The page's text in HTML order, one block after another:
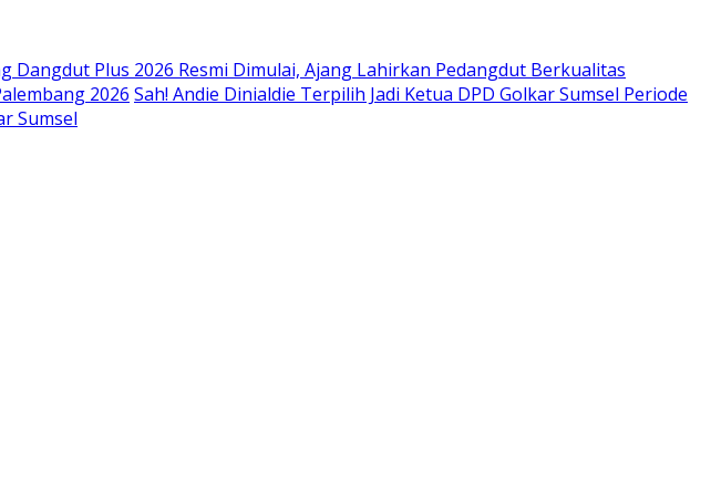
Dangdut Plus 2026 Resmi Dimulai, Ajang Lahirkan Pedangdut Berkualitas
2026 Sah! Andie Dinialdie Terpilih Jadi Ketua DPD Golkar Sumsel Periode
Sumsel